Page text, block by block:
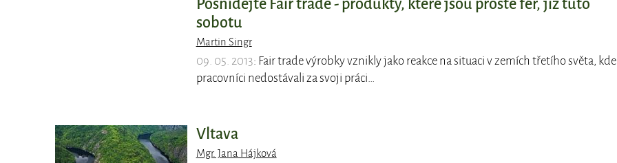
Posnídejte Fair trade - produkty, které jsou prostě fér, již tuto
sobotu
Martin Singr
09. 05. 2013: Fair trade výrobky vznikly jako reakce na situaci v zemích třetího světa, kde
pracovníci nedostávali za svoji práci…
Vltava
Mgr. Jana Hájková